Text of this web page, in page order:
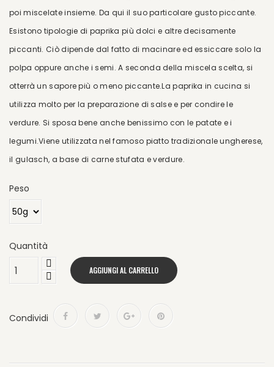
poi miscelate insieme. Da qui il suo particolare gusto piccante.
Esistono tipologie di paprika più dolci e altre decisamente
piccanti. Ciò dipende dal fatto di macinare ed essiccare solo la
polpa oppure anche i semi. A seconda della miscela scelta, si
otterrà un sapore più o meno piccante.La paprika in cucina si
utilizza molto per la preparazione di salse e per condire le
verdure. Si sposa bene anche benissimo con le patate e i
legumi.Viene utilizzata nel famoso piatto tradizionale ungherese,
il gulasch, a base di carne stufata e verdure.
Peso
Quantità
AGGIUNGI AL CARRELLO
Condividi